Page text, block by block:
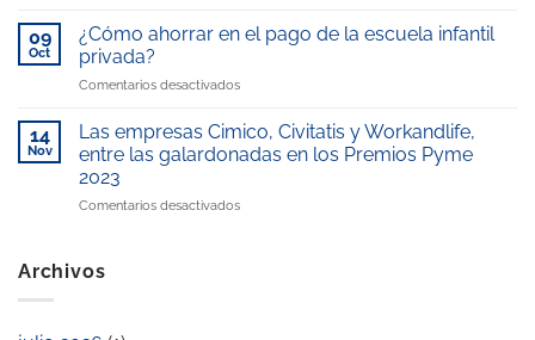
reconocida
como
escuela
de
la
Telemadrid
compromiso
la
conciliación
familiar
galardonada
con
Premio
Educativa
2025
09
Oct
¿Cómo ahorrar en el pago de la escuela infantil
privada?
Comentarios desactivadosen
ahorrar
en
el
de
14
Nov
Las empresas Cimico, Civitatis y Workandlife,
entre las galardonadas en los Premios Pyme
2023
Comentarios desactivadosen
Archivos